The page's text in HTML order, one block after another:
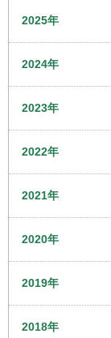
2025年
2024年
2023年
2022年
2021年
2020年
2019年
2018年